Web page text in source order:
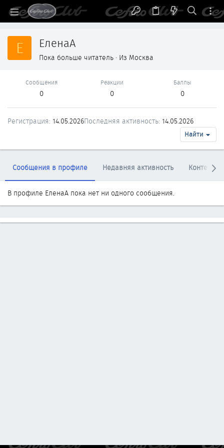
Е ЕленаА
Пока больше читатель · Из Москва
Сообщения
0
Реакции
0
Баллы
0
Регистрация 14.05.2026Последняя активность 14.05.2026
Найти
Сообщения в профиле Недавняя активность Контент
В профиле ЕленаА пока нет ни одного сообщения.